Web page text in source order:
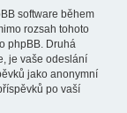
software během
rozsah tohoto
phpBB. Druhá
je vaše odeslání
jako anonymní
po vaší